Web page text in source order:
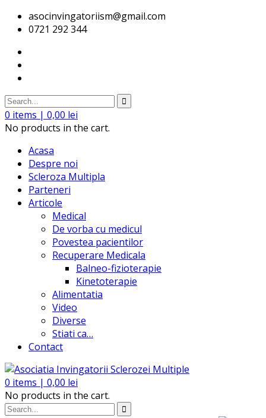
asocinvingatoriism@gmail.com
0721 292 344
0 items | 0,00 lei
No products in the cart.
Acasa
Despre noi
Scleroza Multipla
Parteneri
Articole
Medical
De vorba cu medicul
Povestea pacientilor
Recuperare Medicala
Balneo-fizioterapie
Kinetoterapie
Alimentatia
Video
Diverse
Stiati ca…
Contact
0 items | 0,00 lei
No products in the cart.